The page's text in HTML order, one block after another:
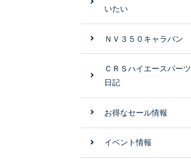
いたい
ＮＶ３５０キャラバン
ＣＲＳハイエースパーツ
日記
お得なセール情報
イベント情報